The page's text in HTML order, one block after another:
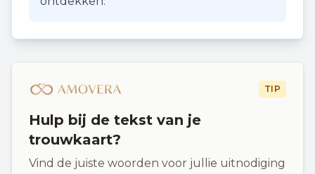
TIP
Hulp bij de tekst van je
trouwkaart?
Vind de juiste woorden voor jullie uitnodiging